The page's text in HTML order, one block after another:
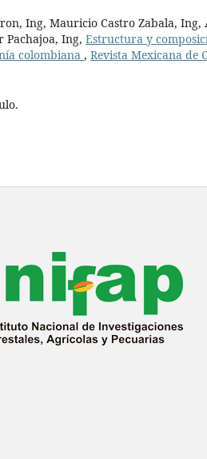
Ing, Mauricio Castro Zabala, Ing,
Pachajoa, Ing, Estructura y
colombiana , Revista Mexicana de